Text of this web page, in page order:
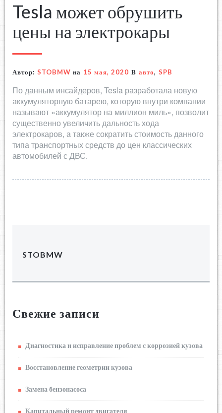
Tesla может обрушить
цены на электрокары
Автор: STOBMW на 15 мая, 2020 В авто, SPB
По данным инсайдеров, Tesla разработала новую
аккумуляторную батарею, которую внутри компании
называют «аккумулятор на миллион миль», позволит
существенно увеличить дальность хода
электрокаров, а также сократить стоимость данного
типа транспортных средств до цен классических
автомобилей с ДВС.
STOBMW
Свежие записи
Диагностика и исправление проблем с коррозией кузова
Восстановление геометрии кузова
Замена бензонасоса
Капитальный ремонт двигателя